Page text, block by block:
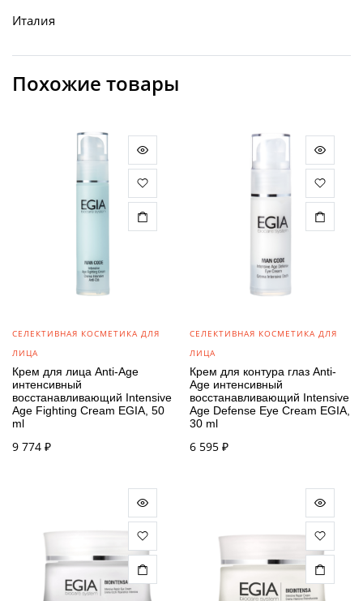
Италия
Похожие товары
СЕЛЕКТИВНАЯ КОСМЕТИКА ДЛЯ
ЛИЦА
Крем для лица Anti-Age
интенсивный
восстанавливающий Intensive
Age Fighting Cream EGIA, 50
ml
9 774 ₽
СЕЛЕКТИВНАЯ КОСМЕТИКА ДЛЯ
ЛИЦА
Крем для контура глаз Anti-
Age интенсивный
восстанавливающий Intensive
Age Defense Eye Cream EGIA,
30 ml
6 595 ₽